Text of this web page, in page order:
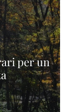
per un